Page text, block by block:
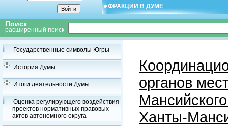
ФРАКЦИИ В ДУМЕ
Поиск
расширенный поиск
Государственные символы Югры
История Думы
Итоги деятельности Думы
Оценка регулирующего воздействия
проектов нормативных правовых
актов автономного округа
органов
Ханты-